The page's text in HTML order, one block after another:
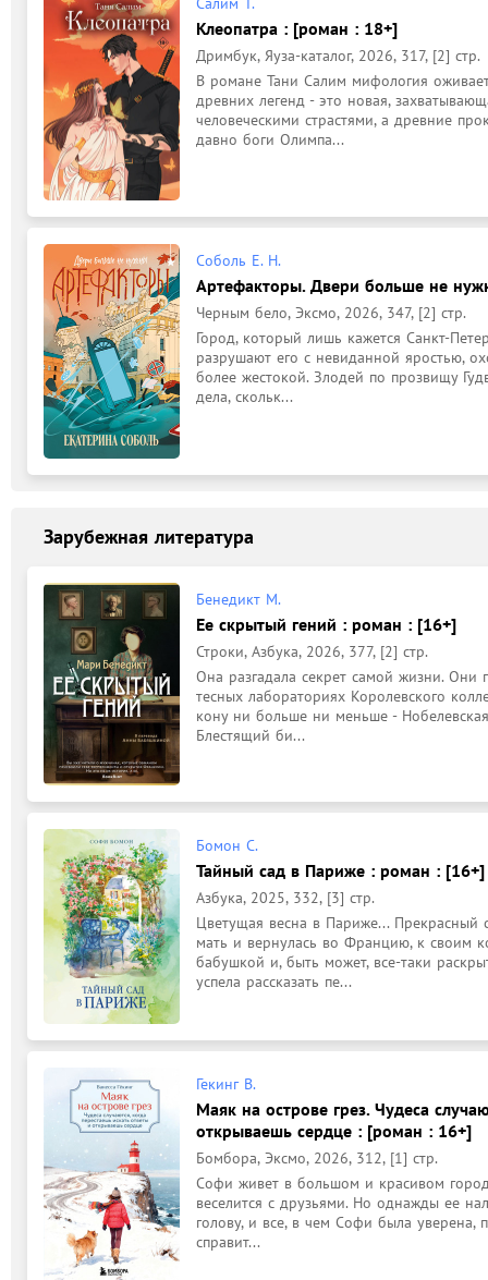
Клеопатра : [роман : 18+]
Дримбук, Яуза-каталог, 2026, 317, [2] стр.
В романе Тани Салим мифология
древних легенд - это новая,
человеческими страстями, а древние
давно боги Олимпа...
Соболь Е. Н.
Артефакторы. Двери больше не
Черным бело, Эксмо, 2026, 347, [2] стр.
Город, который лишь кажется Санкт-
разрушают его с невиданной яростью,
более жестокой. Злодей по прозвищу
дела, скольк...
Зарубежная литература
Бенедикт М.
Ее скрытый гений : роман : [16+]
Строки, Азбука, 2026, 377, [2] стр.
Она разгадала секрет самой жизни. Они
тесных лабораториях Королевского
кону ни больше ни меньше -
Блестящий би...
Бомон С.
Тайный сад в Париже : роман : [16+]
Азбука, 2025, 332, [3] стр.
Цветущая весна в Париже... Прекрасный
мать и вернулась во Францию, к своим
бабушкой и, быть может, все-таки
успела рассказать пе...
Гекинг В.
Маяк на острове грез. Чудеса
открываешь сердце : [роман : 16+]
Бомбора, Эксмо, 2026, 312, [1] стр.
Софи живет в большом и красивом
веселится с друзьями. Но однажды ее
голову, и все, в чем Софи была уверена,
справит...